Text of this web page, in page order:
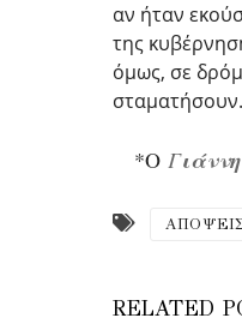
αν ήταν
της
όμως, σε
σταματήσουν.
*Ο Γ